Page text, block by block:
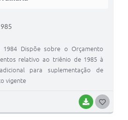
BAIXAR
Dispõe sobre o Orçamento
relativo ao triênio de 1985 à
para suplementação de
vigente